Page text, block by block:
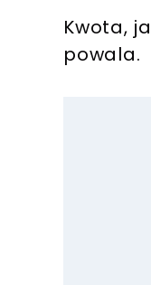
Kwota,
powala.